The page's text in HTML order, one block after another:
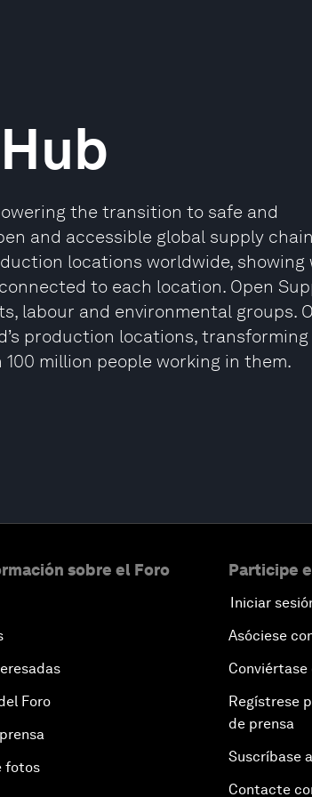
the transition to safe and
and accessible global supply
locations worldwide, showing
to each location. Open
labour and environmental groups.
production locations, transforming
million people working in them.
sobre el Foro
Foro
fotos
Participe
Iniciar
Asóciese
Regístrese
de prensa
Suscríbase
Contacte